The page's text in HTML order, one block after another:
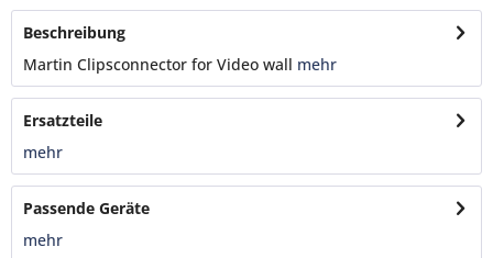
Beschreibung
Martin Clipsconnector for Video wall mehr
Ersatzteile
mehr
Passende Geräte
mehr